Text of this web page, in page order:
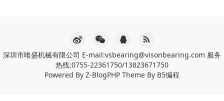
深圳市唯盛机械有限公司 E-mail:vsbearing@visonbearing.com 服务
热线:0755-22361750/13823671750
Powered By Z-BlogPHP Theme By B5编程